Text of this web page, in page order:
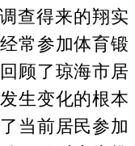
查得来的翔实
常参加体育锻
顾了琼海市居
生变化的根本
当前居民参加